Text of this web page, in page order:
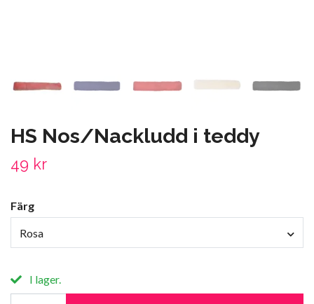
HS Nos/Nackludd i teddy
49 kr
Färg
Rosa
I lager.